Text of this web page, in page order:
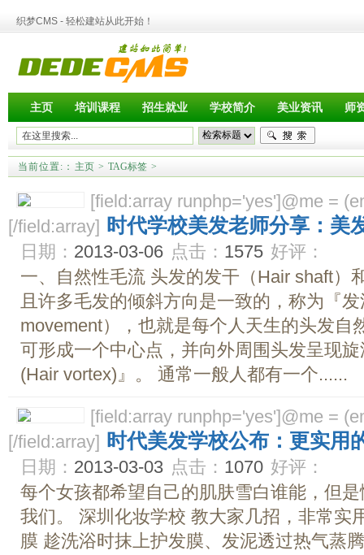
织梦CMS - 轻松建站从此开始！
主页 培训课程 招生就业 学校简介 美业资讯 师
当前位置: ： 主页 > TAG标签 >
[field:array runphp='yes']@me =
[/field:array]
时代学校美发老师分享：美
日期： 2013-03-06 点击： 1575 好评：
一、自然性毛流 头发的发干（Hair shaft）
且许多毛发的倾斜方向是一致的，称为『
movement），也就是每个人天生的头发自
可形成一个中心点，并向外周围头发呈现
(Hair vortex)』。 通常一般人都有一个......
[field:array runphp='yes']@me =
[/field:array]
时代美发学校公布：更实用
日期： 2013-03-03 点击： 1070 好评：
每个女孩都希望自己的肌肤雪白谁能，但
我们。 深圳化妆学校 教大家几招，非常实
膜 趁洗浴时抹上护发膜、发泥透过热气蒸